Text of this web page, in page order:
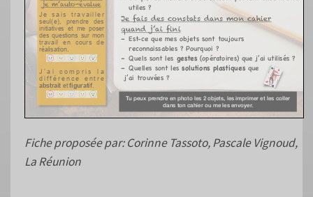
Fiche proposée par: Corinne Tassoto, Pascale Vignoud,
La Réunion